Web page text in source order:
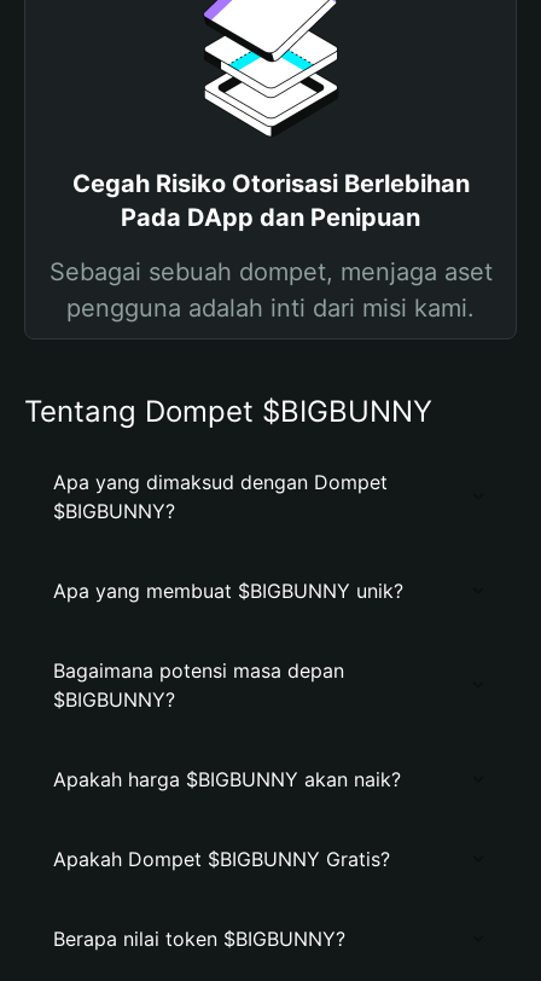
Cegah Risiko Otorisasi Berlebihan
Pada DApp dan Penipuan
Sebagai sebuah dompet, menjaga aset
pengguna adalah inti dari misi kami.
Tentang Dompet $BIGBUNNY
Apa yang dimaksud dengan Dompet
$BIGBUNNY?
Apa yang membuat $BIGBUNNY unik?
Bagaimana potensi masa depan
$BIGBUNNY?
Apakah harga $BIGBUNNY akan naik?
Apakah Dompet $BIGBUNNY Gratis?
Berapa nilai token $BIGBUNNY?